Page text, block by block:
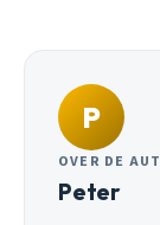
P
OVER DE
Peter